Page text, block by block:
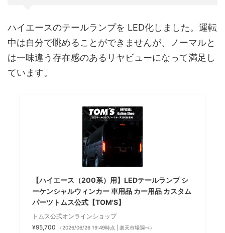
ハイエースのテールランプを LED化しました。運転
中は自分で眺めることができませんが、ノーマルと
は一味違う存在感のあるリヤビューになって満足し
ています。
【ハイエース（200系）用】LEDテールランプ シ
ーケンシャルウィンカー 車用品 カー用品 カスタム
パーツトムス公式【TOM'S】
トムス公式オンラインショップ
¥95,700
（2026/06/26 19:49時点 | 楽天市場調べ）